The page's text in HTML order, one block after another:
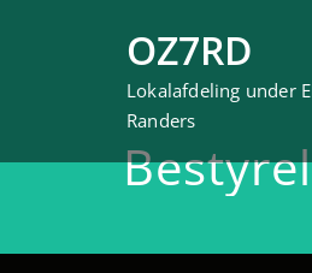
OZ7RD
Lokalafdeling under
Randers